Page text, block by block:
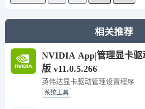
相关推荐
NVIDIA App|管理显卡驱
版 v11.0.5.266
英伟达显卡驱动管理设置程序
系统工具